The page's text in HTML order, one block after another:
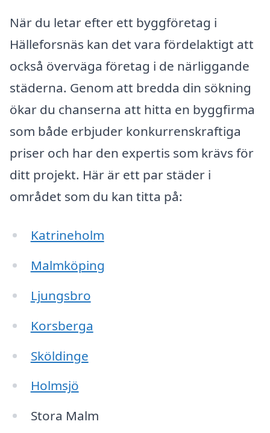
När du letar efter ett byggföretag i
Hälleforsnäs kan det vara fördelaktigt att
också överväga företag i de närliggande
städerna. Genom att bredda din sökning
ökar du chanserna att hitta en byggfirma
som både erbjuder konkurrenskraftiga
priser och har den expertis som krävs för
ditt projekt. Här är ett par städer i
området som du kan titta på:
Katrineholm
Malmköping
Ljungsbro
Korsberga
Sköldinge
Holmsjö
Stora Malm